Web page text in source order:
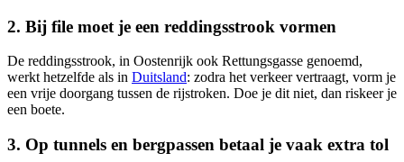
2. Bij file moet je een reddingsstrook vormen
De reddingsstrook, in Oostenrijk ook Rettungsgasse genoemd,
werkt hetzelfde als in Duitsland: zodra het verkeer vertraagt, vorm je
een vrije doorgang tussen de rijstroken. Doe je dit niet, dan riskeer je
een boete.
3. Op tunnels en bergpassen betaal je vaak extra tol